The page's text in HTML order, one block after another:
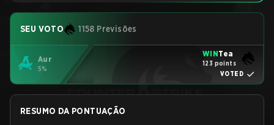
SEU VOTO 1158 Previsões
Aur
5%
WINTea
123 points
VOTED
RESUMO DA PONTUAÇÃO